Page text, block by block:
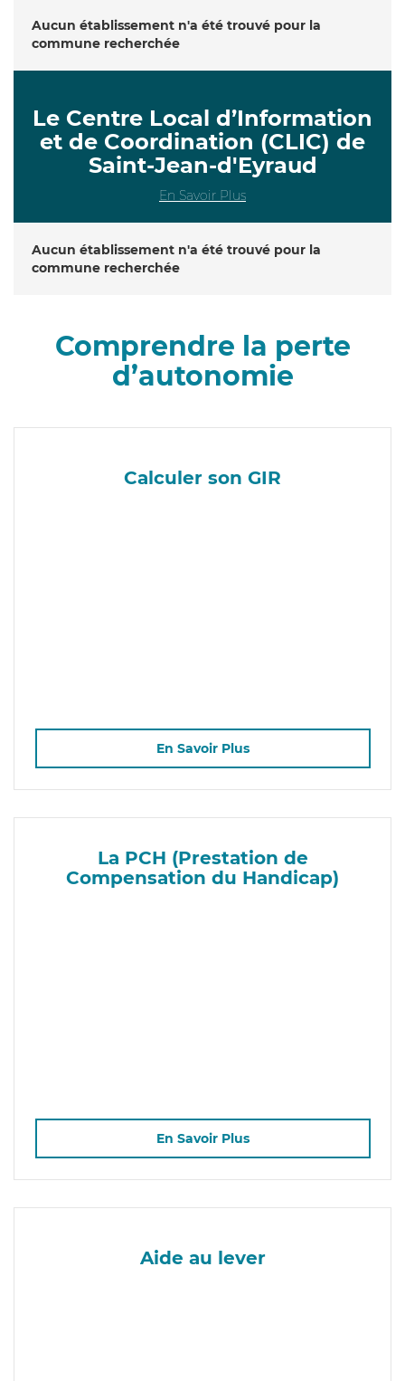
Aucun établissement n'a été trouvé pour la
commune recherchée
Le Centre Local d’Information
et de Coordination (CLIC) de
Saint-Jean-d'Eyraud
En Savoir Plus
Aucun établissement n'a été trouvé pour la
commune recherchée
Comprendre la perte
d’autonomie
Calculer son GIR
En Savoir Plus
La PCH (Prestation de
Compensation du Handicap)
En Savoir Plus
Aide au lever